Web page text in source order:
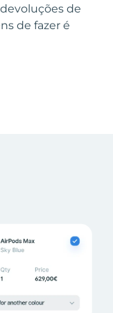
de
de fazer é